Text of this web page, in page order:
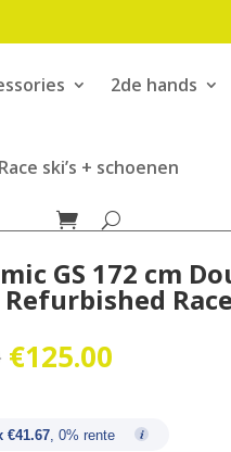
2de hands
Race ski’s + schoenen
GS 172 cm
Refurbished
prijs
€700.00.
€125.00
€125.00.
€41.67, 0% rente